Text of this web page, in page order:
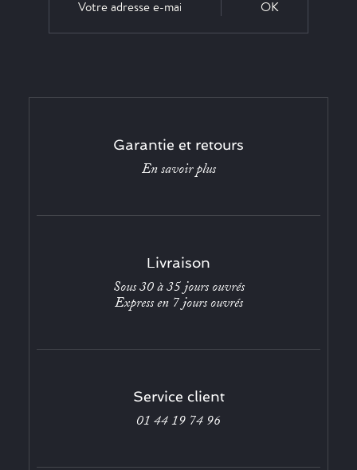
OK
Garantie et retours
En savoir plus
Livraison
Sous 30 à 35 jours ouvrés
Express en 7 jours ouvrés
Service client
01 44 19 74 96